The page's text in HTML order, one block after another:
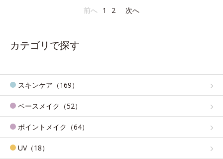
前へ 1 2 次へ
カテゴリで探す
スキンケア（169）
ベースメイク（52）
ポイントメイク（64）
UV（18）